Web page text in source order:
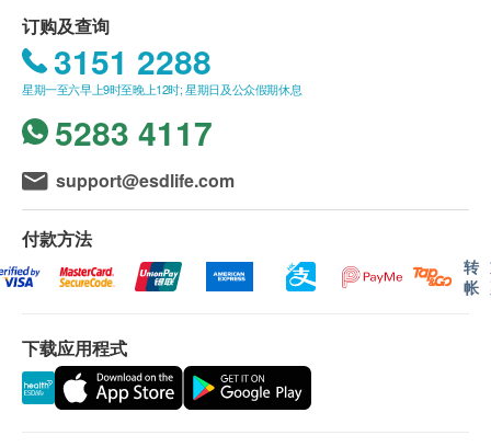
康。
食用方法
建议每日服用一粒
成份
甜味剂(木糖醇), 益生菌(嗜酸乳杆菌, 乳双歧杆菌, 干酪
乳杆菌, 植物乳杆菌, 长双歧杆菌, 副干酪乳杆菌, 唾液
乳杆菌, 鼠李糖乳杆菌), 抗结剂(微晶纤维素, 硬脂酸,
硬脂酸镁, 二氧化硅), 天然食用香料(莓果,
糖, 酸度调节剂(柠檬酸)
2. 我们将于确定订单后3 - 5个工作天内安排发货。
3. 不排除运送时间会因节日而有所影响。当八号烈风
讯号悬挂或黑色暴雨警告生效时，送货服务时间将会
延迟。
4. 所有订单须视乎相关货品的供应情况再作最后确
认。倘若健康网购health.ESDlife未能提供任何订单上
的货品，健康网购health.ESDlife有权拒绝接受该订
单，并且会于送货前透过电话或电邮通知顾客再作安
排。
保证
应最少有6个月或以上。
换货条款
1. 当顾客收取已订购之货品时，有责任检查货品是否
订购及查询
3151 2288
星期一至六早上9时至晚上12时; 星期日及公众假期休息
5283 4117
support@esdlife.com
付款方法
转
帐
下载应用程式